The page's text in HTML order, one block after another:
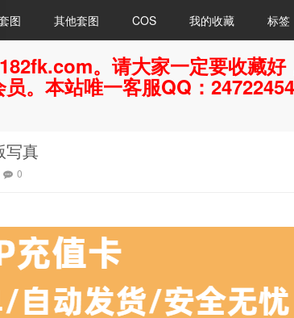
图 其他套图 COS 我的收藏 标签
。请大家一定要收藏
。本站唯一客服QQ：
写真
0